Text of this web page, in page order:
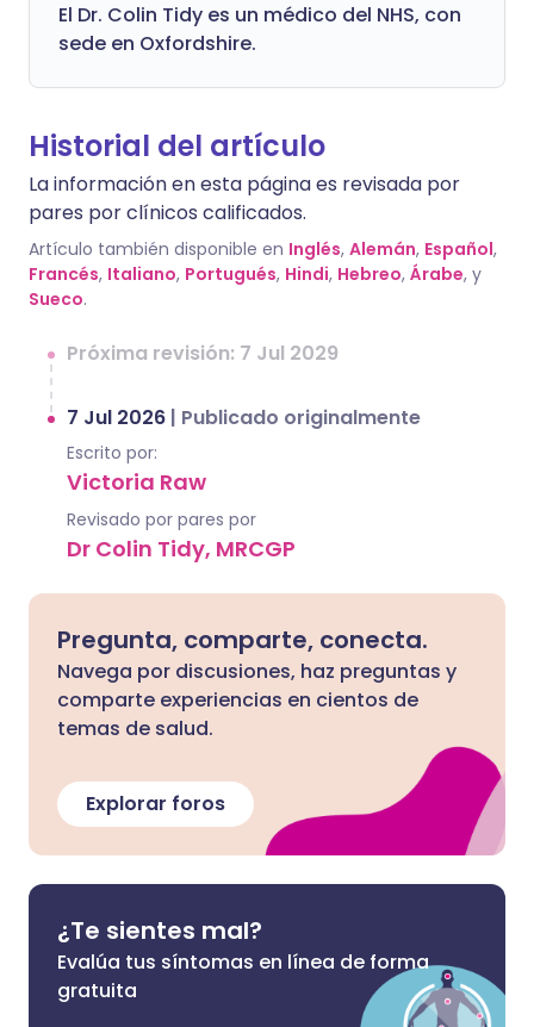
El Dr. Colin Tidy es un médico del NHS, con
sede en Oxfordshire.
Historial del artículo
La información en esta página es revisada por
pares por clínicos calificados.
Artículo también disponible en Inglés, Alemán, Español,
Francés, Italiano, Portugués, Hindi, Hebreo, Árabe, y
Sueco.
Próxima revisión: 7 Jul 2029
7 Jul 2026 | Publicado originalmente
Escrito por:
Victoria Raw
Revisado por pares por
Dr Colin Tidy, MRCGP
Pregunta, comparte, conecta.
Navega por discusiones, haz preguntas y
comparte experiencias en cientos de
temas de salud.
Explorar foros
¿Te sientes mal?
Evalúa tus síntomas en línea de forma
gratuita